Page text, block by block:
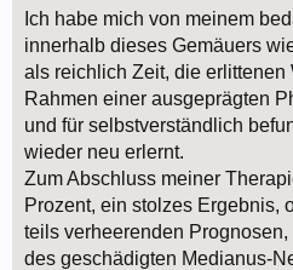
Ich habe mich von meinem
innerhalb dieses Gemäuers
als reichlich Zeit, die
Rahmen einer ausgeprägten
und für selbstverständlich
wieder neu erlernt.
Zum Abschluss meiner
Prozent, ein stolzes Ergebnis,
teils verheerenden
des geschädigten Medianus-